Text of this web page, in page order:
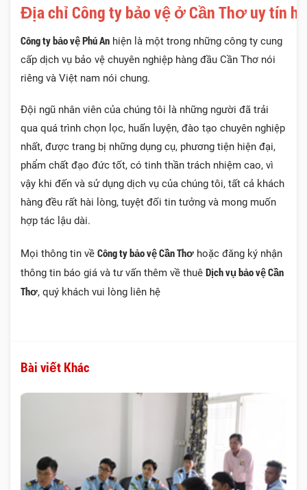
Địa chỉ Công ty bảo vệ ở Cần Thơ uy tín
Công ty bảo vệ Phú An hiện là một trong những công ty cung
cấp dịch vụ bảo vệ chuyên nghiệp hàng đầu Cần Thơ nói
riêng và Việt nam nói chung.
Đội ngũ nhân viên của chúng tôi là những người đã trải
qua quá trình chọn lọc, huấn luyện, đào tạo chuyên nghiệp
nhất, được trang bị những dụng cụ, phương tiện hiện đại,
phẩm chất đạo đức tốt, có tinh thần trách nhiệm cao, vì
vậy khi đến và sử dụng dịch vụ của chúng tôi, tất cả khách
hàng đều rất hài lòng, tuyệt đối tin tưởng và mong muốn
hợp tác lậu dài.
Mọi thông tin về Công ty bảo vệ Cần Thơ hoặc đăng ký nhận
thông tin báo giá và tư vấn thêm về thuê Dịch vụ bảo vệ Cần
Thơ, quý khách vui lòng liên hệ
Bài viết Khác